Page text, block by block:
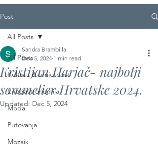
Post
All Posts
Kultura & umjetnost
Enogastronomija
Moda
Putovanja
Mozaik
All Posts
Kristijan Harjač- najbolji
sommelier Hrvatske 2024.
Sandra Brambilla
Dec 5, 2024 1 min read
Updated: Dec 5, 2024